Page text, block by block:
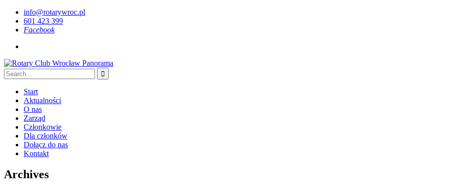
info@rotarywroc.pl
601 423 399
Facebook
Start
Aktualności
O nas
Zarząd
Członkowie
Dla członków
Dołącz do nas
Kontakt
Archives